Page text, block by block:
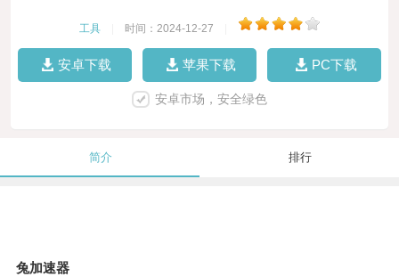
工具 时间：2024-12-27
安卓下载 苹果下载 PC下载
安卓市场，安全绿色
简介 排行
兔加速器